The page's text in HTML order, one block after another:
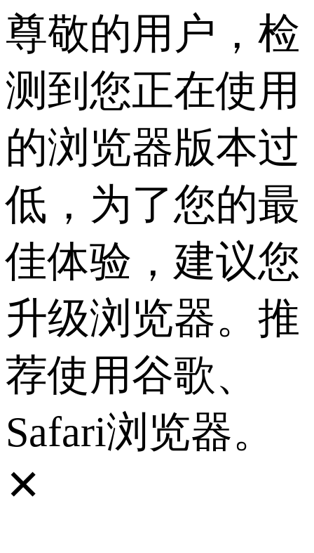
尊敬的用户，检
测到您正在使用
的浏览器版本过
低，为了您的最
佳体验，建议您
升级浏览器。推
荐使用谷歌、
Safari浏览器。
✕